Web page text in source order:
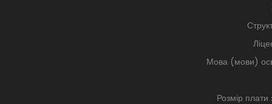
Мова (мови)
Розмір плати